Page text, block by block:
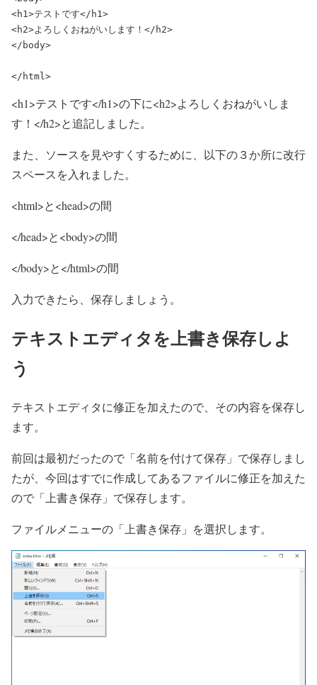
<h2>よろしくおねがいします！</h2>
</body>
</html>
<h1>テストです</h1>の下に<h2>よろしくおねがいしま
す！</h2>と追記しました。
また、ソースを見やすくするために、以下の３か所に改行
スペースを入れました。
<html>と<head>の間
</head>と<body>の間
</body>と</html>の間
入力できたら、保存しましょう。
テキストエディタを上書き保存しよ
う
テキストエディタに修正を加えたので、その内容を保存し
ます。
前回は最初だったので「名前を付けて保存」で保存しまし
たが、今回はすでに作成してあるファイルに修正を加えた
ので「上書き保存」で保存します。
ファイルメニューの「上書き保存」を選択します。